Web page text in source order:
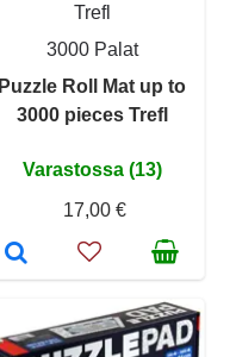
Trefl
3000 Palat
Puzzle Roll Mat up to
3000 pieces Trefl
Varastossa (13)
17,00 €